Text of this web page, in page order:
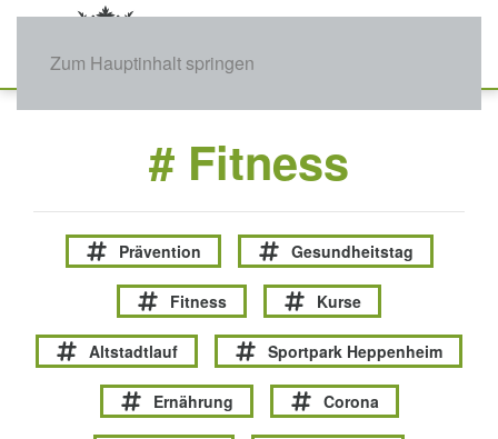
Zum Hauptinhalt springen
# Fitness
Prävention Gesundheitstag
Fitness Kurse
Altstadtlauf Sportpark Heppenheim
Ernährung Corona